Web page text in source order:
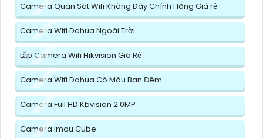
Camera Quan Sát Wifi Không Dây Chính Hãng Giá rẻ
Camera Wifi Dahua Ngoài Trời
Lắp Camera Wifi Hikvision Giá Rẻ
Camera Wifi Dahua Có Màu Ban Đêm
Camera Full HD Kbvision 2.0MP
Camera Imou Cube